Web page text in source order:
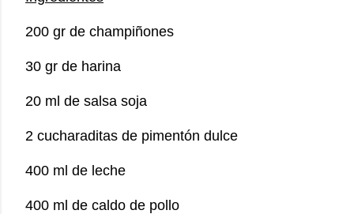
200 gr de champiñones
30 gr de harina
20 ml de salsa soja
2 cucharaditas de pimentón dulce
400 ml de leche
400 ml de caldo de pollo